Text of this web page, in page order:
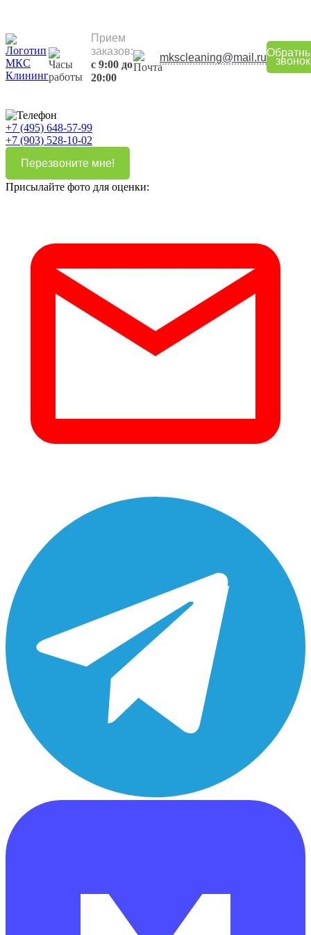
Прием
заказов:
с 9:00 до
20:00
mkscleaning@mail.ru звонок
+7 (495) 648-57-99
+7 (903) 528-10-02
Перезвоните мне!
Присылайте фото для оценки: